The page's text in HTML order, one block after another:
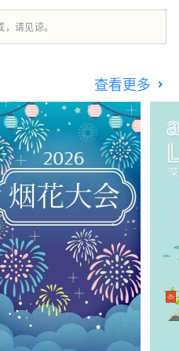
请见谅。
查看更多